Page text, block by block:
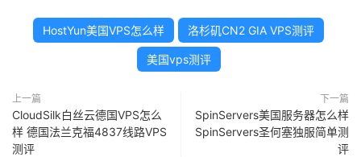
HostYun美国VPS怎么样 洛杉矶CN2 GIA VPS测评
美国vps测评
上一篇
CloudSilk白丝云德国VPS怎么
样 德国法兰克福4837线路VPS
测评
下一篇
SpinServers美国服务器怎么样
SpinServers圣何塞独服简单测
评